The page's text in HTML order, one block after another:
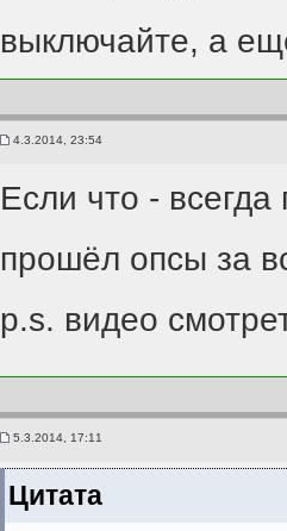
выключайте, а
4.3.2014, 23:54
Если что - всегда
прошёл опсы за
p.s. видео
5.3.2014, 17:11
Цитата